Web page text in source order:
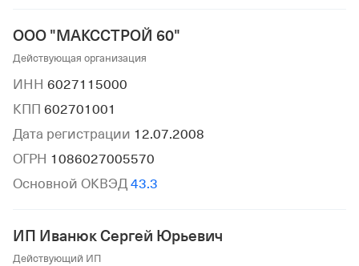
ООО "МАКССТРОЙ 60"
Действующая организация
ИНН 6027115000
КПП 602701001
Дата регистрации 12.07.2008
ОГРН 1086027005570
Основной ОКВЭД 43.3
ИП Иванюк Сергей Юрьевич
Действующий ИП